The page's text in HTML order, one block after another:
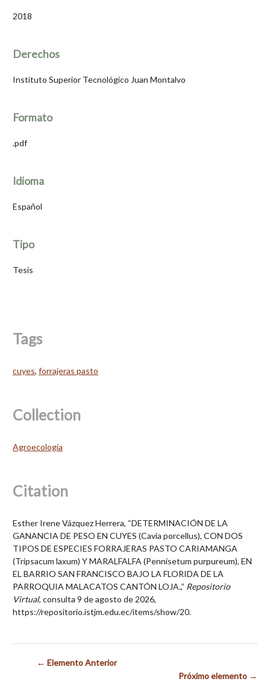
2018
Derechos
Instituto Superior Tecnológico Juan Montalvo
Formato
.pdf
Idioma
Español
Tipo
Tesis
Tags
cuyes, forrajeras pasto
Collection
Agroecología
Citation
Esther Irene Vázquez Herrera, “DETERMINACIÓN DE LA
GANANCIA DE PESO EN CUYES (Cavia porcellus), CON DOS
TIPOS DE ESPECIES FORRAJERAS PASTO CARIAMANGA
(Tripsacum laxum) Y MARALFALFA (Pennisetum purpureum), EN
EL BARRIO SAN FRANCISCO BAJO LA FLORIDA DE LA
PARROQUIA MALACATOS CANTÓN LOJA.,” Repositorio
Virtual, consulta 9 de agosto de 2026,
https://repositorio.istjm.edu.ec/items/show/20.
← Elemento Anterior
Próximo elemento →